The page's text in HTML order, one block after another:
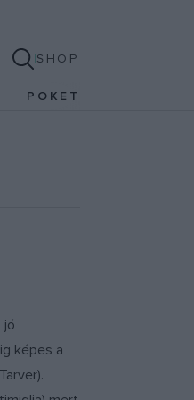
SHOP
POKET
jó
képes a